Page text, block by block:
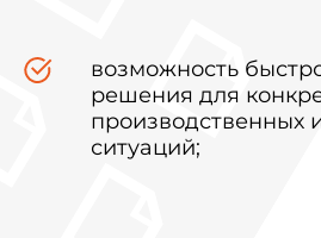
возможность
решения для
производственных
ситуаций;